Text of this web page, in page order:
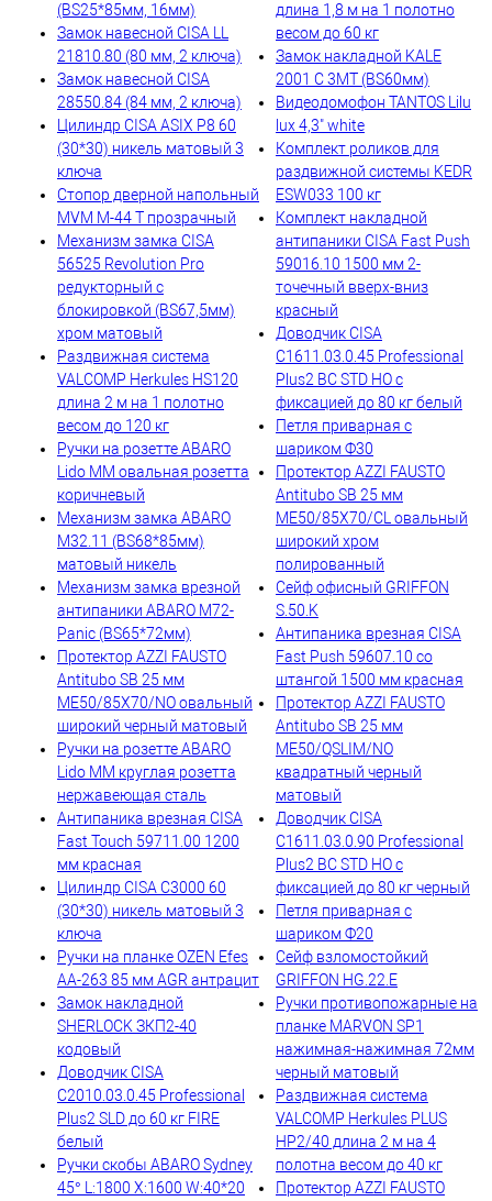
(BS25*85мм, 16мм)
Замок навесной CISA LL
21810.80 (80 мм, 2 ключа)
Замок навесной CISA
28550.84 (84 мм, 2 ключа)
Цилиндр CISA ASIX P8 60
(30*30) никель матовый 3
ключа
Стопор дверной напольный
MVM M-44 T прозрачный
Механизм замка CISA
56525 Revolution Pro
редукторный с
блокировкой (BS67,5мм)
хром матовый
Раздвижная система
VALCOMP Herkules HS120
длина 2 м на 1 полотно
весом до 120 кг
Ручки на розетте ABARO
Lido MM овальная розетта
коричневый
Механизм замка ABARO
M32.11 (BS68*85мм)
матовый никель
Механизм замка врезной
антипаники ABARO M72-
Panic (BS65*72мм)
Протектор AZZI FAUSTO
Antitubo SB 25 мм
ME50/85X70/NO овальный
широкий черный матовый
Ручки на розетте ABARO
Lido MM круглая розетта
нержавеющая сталь
Антипаника врезная CISA
Fast Touch 59711.00 1200
мм красная
Цилиндр CISA C3000 60
(30*30) никель матовый 3
ключа
Ручки на планке OZEN Efes
AA-263 85 мм AGR антрацит
Замок накладной
SHERLOCK ЗКП2-40
кодовый
Доводчик CISA
C2010.03.0.45 Professional
Plus2 SLD до 60 кг FIRE
белый
Ручки скобы ABARO Sydney
45° L:1800 X:1600 W:40*20
длина 1,8 м на 1 полотно
весом до 60 кг
Замок накладной KALE
2001 C 3MT (BS60мм)
Видеодомофон TANTOS Lilu
lux 4,3" white
Комплект роликов для
раздвижной системы KEDR
ESW033 100 кг
Комплект накладной
антипаники CISA Fast Push
59016.10 1500 мм 2-
точечный вверх-вниз
красный
Доводчик CISA
C1611.03.0.45 Professional
Plus2 BC STD HO с
фиксацией до 80 кг белый
Петля приварная с
шариком Ф30
Протектор AZZI FAUSTO
Antitubo SB 25 мм
ME50/85X70/CL овальный
широкий хром
полированный
Сейф офисный GRIFFON
S.50.K
Антипаника врезная CISA
Fast Push 59607.10 со
штангой 1500 мм красная
Протектор AZZI FAUSTO
Antitubo SB 25 мм
ME50/QSLIM/NO
квадратный черный
матовый
Доводчик CISA
C1611.03.0.90 Professional
Plus2 BC STD HO с
фиксацией до 80 кг черный
Петля приварная с
шариком Ф20
Сейф взломостойкий
GRIFFON HG.22.E
Ручки противопожарные на
планке MARVON SP1
нажимная-нажимная 72мм
черный матовый
Раздвижная система
VALCOMP Herkules PLUS
HP2/40 длина 2 м на 4
полотна весом до 40 кг
Протектор AZZI FAUSTO